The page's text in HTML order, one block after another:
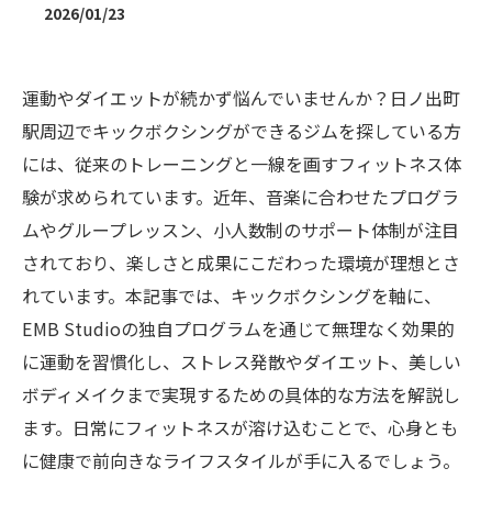
2026/01/23
運動やダイエットが続かず悩んでいませんか？日ノ出町
駅周辺でキックボクシングができるジムを探している方
には、従来のトレーニングと一線を画すフィットネス体
験が求められています。近年、音楽に合わせたプログラ
ムやグループレッスン、小人数制のサポート体制が注目
されており、楽しさと成果にこだわった環境が理想とさ
れています。本記事では、キックボクシングを軸に、
EMB Studioの独自プログラムを通じて無理なく効果的
に運動を習慣化し、ストレス発散やダイエット、美しい
ボディメイクまで実現するための具体的な方法を解説し
ます。日常にフィットネスが溶け込むことで、心身とも
に健康で前向きなライフスタイルが手に入るでしょう。